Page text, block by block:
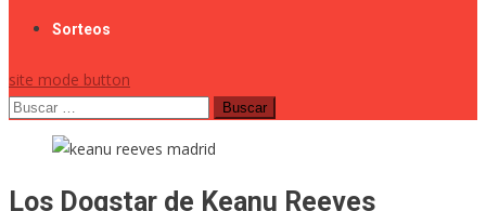
Sorteos
site mode button
Buscar:
Los Dogstar de Keanu Reeves